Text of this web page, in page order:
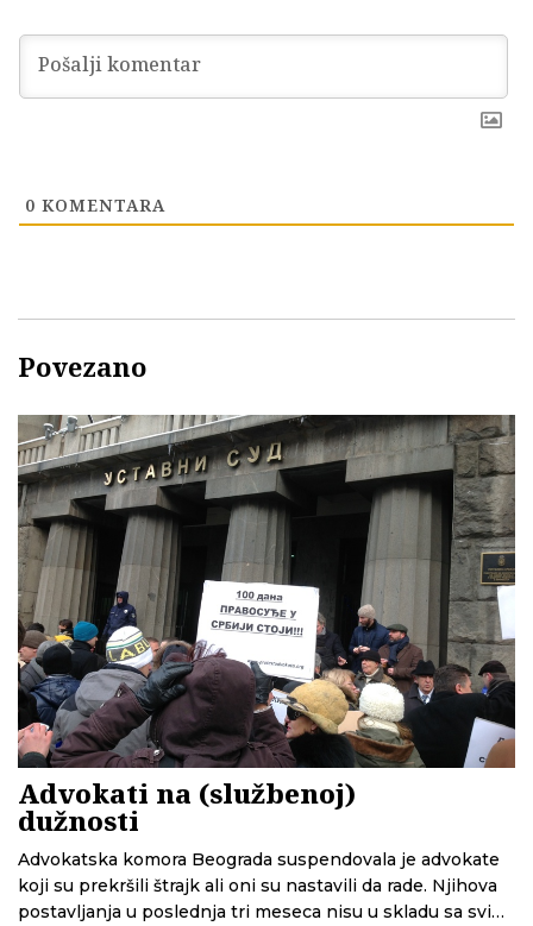
0 KOMENTARA
Povezano
Advokati na (službenoj)
dužnosti
Advokatska komora Beograda suspendovala je advokate
koji su prekršili štrajk ali oni su nastavili da rade. Njihova
postavljanja u poslednja tri meseca nisu u skladu sa svim